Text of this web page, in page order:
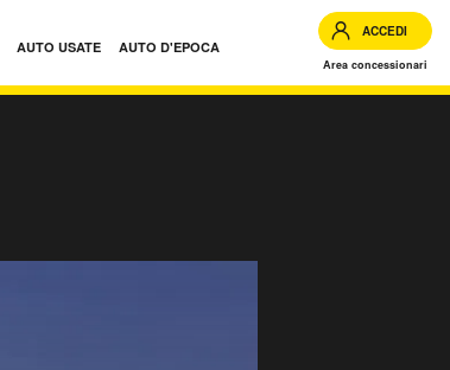
AUTO USATE AUTO D'EPOCA
ACCEDI
Area concessionari